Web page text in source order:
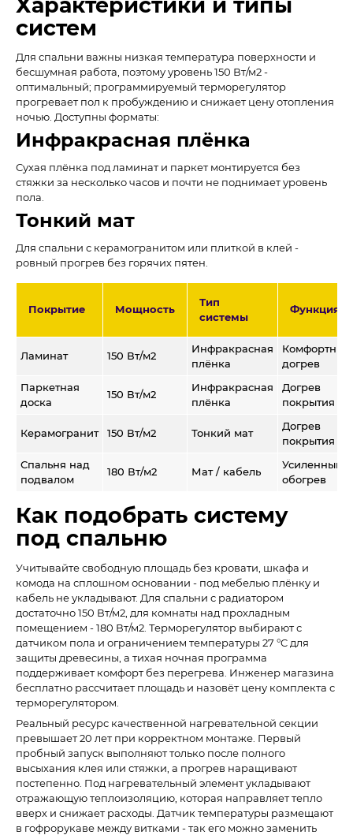
систем
Для спальни важны низкая температура поверхности и
бесшумная работа, поэтому уровень 150 Вт/м2 -
оптимальный; программируемый терморегулятор
прогревает пол к пробуждению и снижает цену отопления
ночью. Доступны форматы:
Инфракрасная плёнка
Сухая плёнка под ламинат и паркет монтируется без
стяжки за несколько часов и почти не поднимает уровень
пола.
Тонкий мат
Для спальни с керамогранитом или плиткой в клей -
ровный прогрев без горячих пятен.
Покрытие Мощность
Тип
системы
Функция
Ламинат 150 Вт/м2
Инфракрасная
плёнка
Комфортный
догрев
Паркетная
доска
150 Вт/м2
Инфракрасная
плёнка
Догрев
покрытия
Керамогранит 150 Вт/м2 Тонкий мат
Догрев
покрытия
Спальня над
подвалом
180 Вт/м2 Мат / кабель
Усиленный
обогрев
Как подобрать систему
под спальню
Учитывайте свободную площадь без кровати, шкафа и
комода на сплошном основании - под мебелью плёнку и
кабель не укладывают. Для спальни с радиатором
достаточно 150 Вт/м2, для комнаты над прохладным
помещением - 180 Вт/м2. Терморегулятор выбирают с
датчиком пола и ограничением температуры 27 °C для
защиты древесины, а тихая ночная программа
поддерживает комфорт без перегрева. Инженер магазина
бесплатно рассчитает площадь и назовёт цену комплекта с
терморегулятором.
Реальный ресурс качественной нагревательной секции
превышает 20 лет при корректном монтаже. Первый
пробный запуск выполняют только после полного
высыхания клея или стяжки, а прогрев наращивают
постепенно. Под нагревательный элемент укладывают
отражающую теплоизоляцию, которая направляет тепло
вверх и снижает расходы. Датчик температуры размещают
в гофрорукаве между витками - так его можно заменить